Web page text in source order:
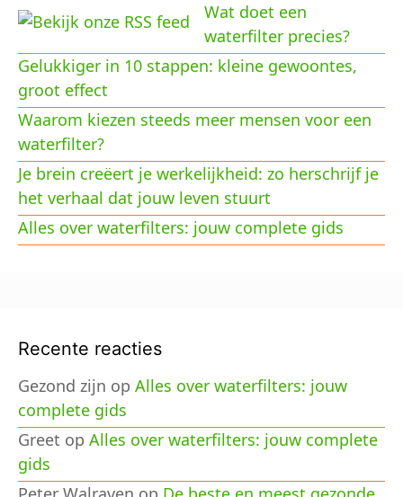
Wat doet een
waterfilter precies?
Gelukkiger in 10 stappen: kleine gewoontes,
groot effect
Waarom kiezen steeds meer mensen voor een
waterfilter?
Je brein creëert je werkelijkheid: zo herschrijf je
het verhaal dat jouw leven stuurt
Alles over waterfilters: jouw complete gids
Recente reacties
Gezond zijn op Alles over waterfilters: jouw
complete gids
Greet op Alles over waterfilters: jouw complete
gids